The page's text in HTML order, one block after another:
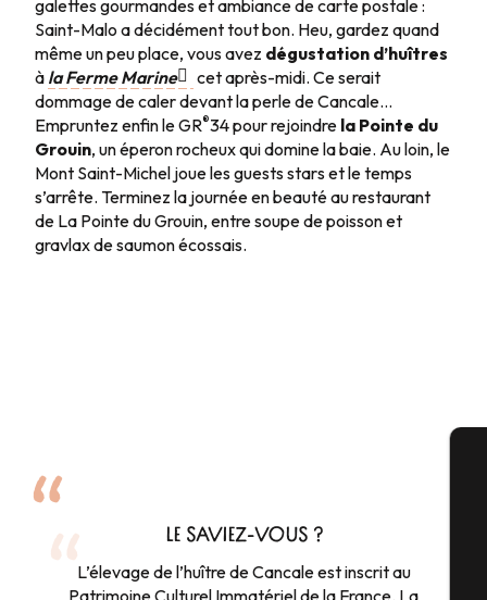
galettes gourmandes et ambiance de carte postale :
Saint-Malo a décidément tout bon. Heu, gardez quand
même un peu place, vous avez dégustation d’huîtres
à la Ferme Marine
cet après-midi. Ce serait
dommage de caler devant la perle de Cancale…
Empruntez enfin le GR®34 pour rejoindre la Pointe du
Grouin, un éperon rocheux qui domine la baie. Au loin, le
Mont Saint-Michel joue les guests stars et le temps
s’arrête. Terminez la journée en beauté au restaurant
de La Pointe du Grouin, entre soupe de poisson et
gravlax de saumon écossais.
LE SAVIEZ-VOUS ?
L’élevage de l’huître de Cancale est inscrit au
Patrimoine Culturel Immatériel de la France. La